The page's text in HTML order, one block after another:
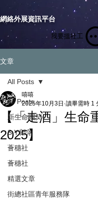
網絡外展資訊平台
我要搵社工
文章
All Posts
新生命團契
S.Y.部落
薈穗社
薈穗社
精選文章
街總社區青年服務隊
All Posts
【「走酒」生命
2025】
嘻嘻
2025年10月3日 讀畢需時 1